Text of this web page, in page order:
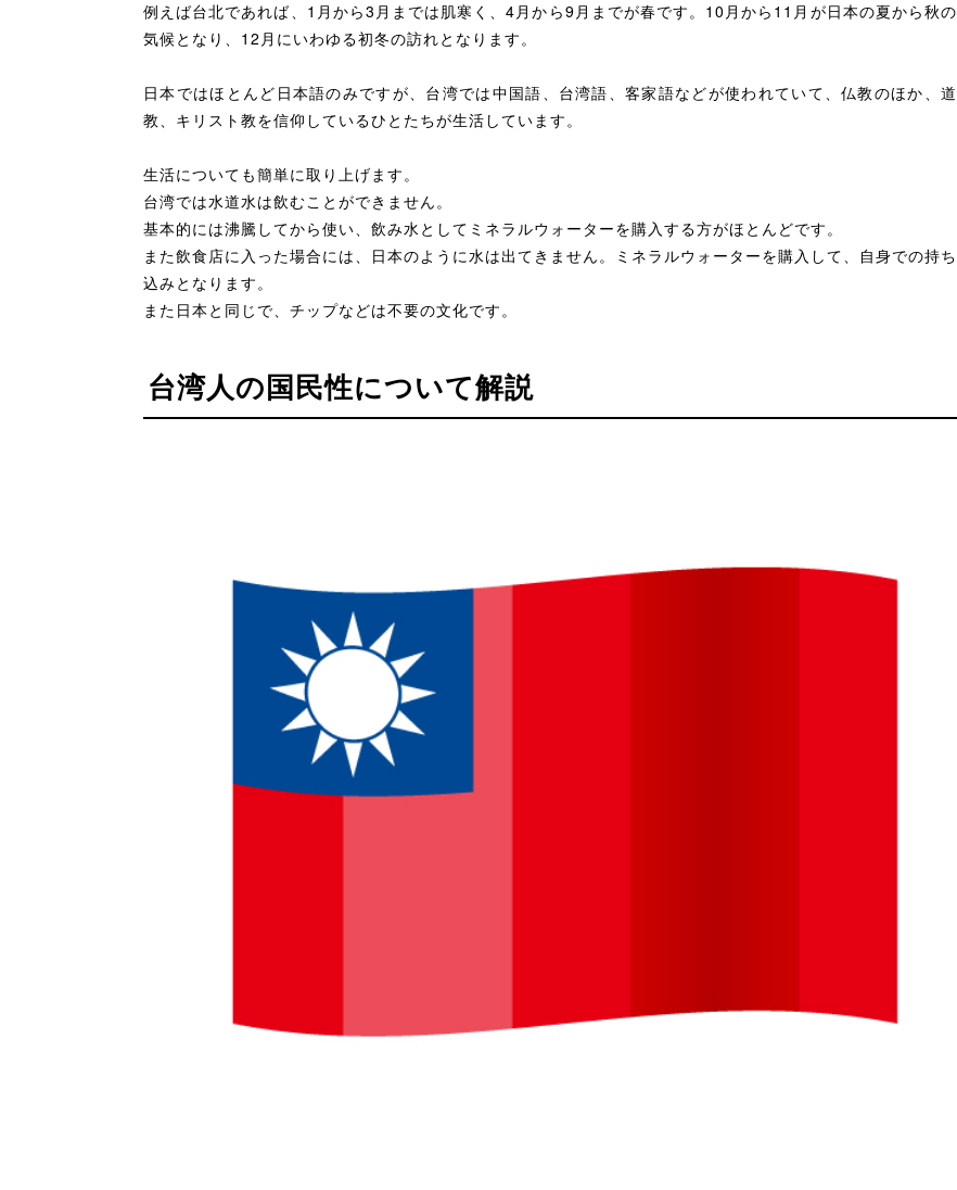
例えば台北であれば、1月から3月までは肌寒く、4月から9月までが春です。10月から11月が日本の夏から秋の
気候となり、12月にいわゆる初冬の訪れとなります。
日本ではほとんど日本語のみですが、台湾では中国語、台湾語、客家語などが使われていて、仏教のほか、道
教、キリスト教を信仰しているひとたちが生活しています。
生活についても簡単に取り上げます。
台湾では水道水は飲むことができません。
基本的には沸騰してから使い、飲み水としてミネラルウォーターを購入する方がほとんどです。
また飲食店に入った場合には、日本のように水は出てきません。ミネラルウォーターを購入して、自身での持ち
込みとなります。
また日本と同じで、チップなどは不要の文化です。
台湾人の国民性について解説